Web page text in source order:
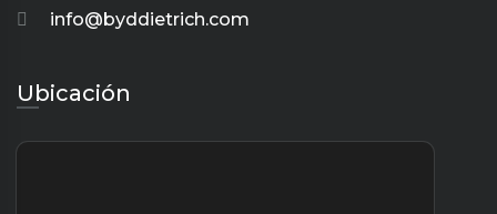
info@byddietrich.com
Ubicación